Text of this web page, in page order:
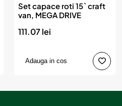
Set capace roti 15` craft
van, MEGA DRIVE
111.07 lei
Adauga in cos